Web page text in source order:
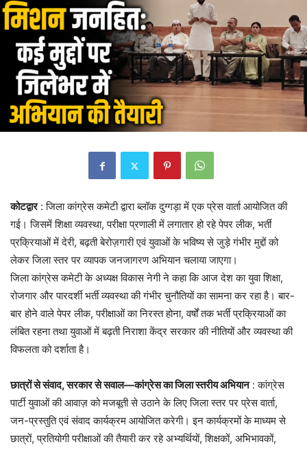
कोटद्वार: जिला कांग्रेस कमेटी द्वारा ब्लॉक दुग्गड़ा में एक प्रेस वार्ता आयोजित की
गई। जिसमें शिक्षा व्यवस्था, परीक्षा प्रणाली में लगातार हो रहे पेपर लीक, भर्ती
प्रक्रियाओं में देरी, बढ़ती बेरोज़गारी एवं युवाओं के भविष्य से जुड़े गंभीर मुद्दों को
लेकर जिला स्तर पर व्यापक जनजागरण अभियान चलाया जाएगा।
जिला कांग्रेस कमेटी के अध्यक्ष विकास नेगी ने कहा कि आज देश का युवा शिक्षा,
रोजगार और पारदर्शी भर्ती व्यवस्था की गंभीर चुनौतियों का सामना कर रहा है। बार-
बार होने वाले पेपर लीक, परीक्षाओं का निरस्त होना, वर्षों तक भर्ती प्रक्रियाओं का
लंबित रहना तथा युवाओं में बढ़ती निराशा केंद्र सरकार की नीतियों और व्यवस्था की
विफलता को दर्शाता है।
छात्रों से संवाद, सरकार से सवाल—कांग्रेस का जिला स्तरीय अभियान: कांग्रेस
पार्टी युवाओं की आवाज़ को मजबूती से उठाने के लिए जिला स्तर पर प्रेस वार्ता,
जन-प्रस्तुति एवं संवाद कार्यक्रम आयोजित करेगी। इन कार्यक्रमों के माध्यम से
छात्रों, प्रतियोगी परीक्षाओं की तैयारी कर रहे अभ्यर्थियों, शिक्षकों, अभिभावकों,